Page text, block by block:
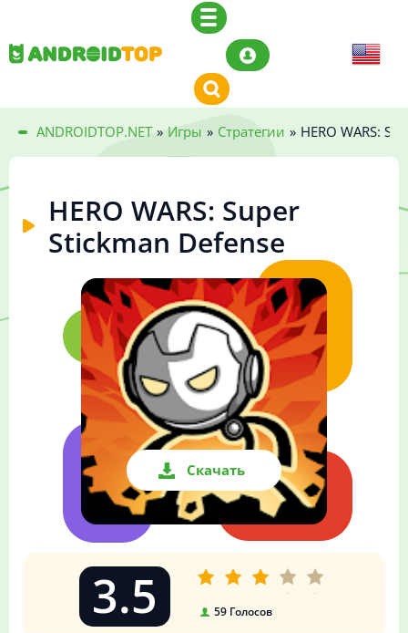
ANDROIDTOP.NET » Игры » Стратегии » HERO WARS:
HERO WARS: Super
Stickman Defense
Скачать
3.5 59 Голосов